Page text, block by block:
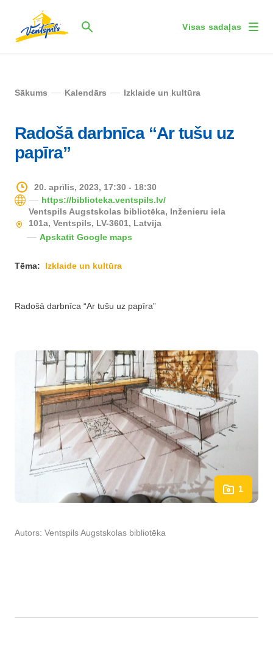
Visas sadaļas
Sākums Kalendārs Izklaide un kultūra
Radošā darbnīca “Ar tušu uz
papīra”
20. aprīlis, 2023, 17:30 - 18:30
https://biblioteka.ventspils.lv/
Ventspils Augstskolas bibliotēka, Inženieru iela
101a, Ventspils, LV-3601, Latvija
Apskatīt Google maps
Tēma: Izklaide un kultūra
Radošā darbnīca “Ar tušu uz papīra”
1
Autors: Ventspils Augstskolas bibliotēka